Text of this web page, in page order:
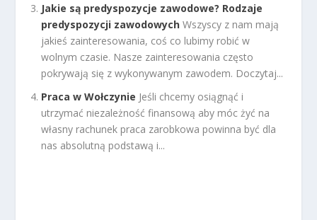
Jakie są predyspozycje zawodowe? Rodzaje
predyspozycji zawodowych Wszyscy z nam mają
jakieś zainteresowania, coś co lubimy robić w
wolnym czasie. Nasze zainteresowania często
pokrywają się z wykonywanym zawodem. Doczytaj...
Praca w Wołczynie Jeśli chcemy osiągnąć i
utrzymać niezależność finansową aby móc żyć na
własny rachunek praca zarobkowa powinna być dla
nas absolutną podstawą i...